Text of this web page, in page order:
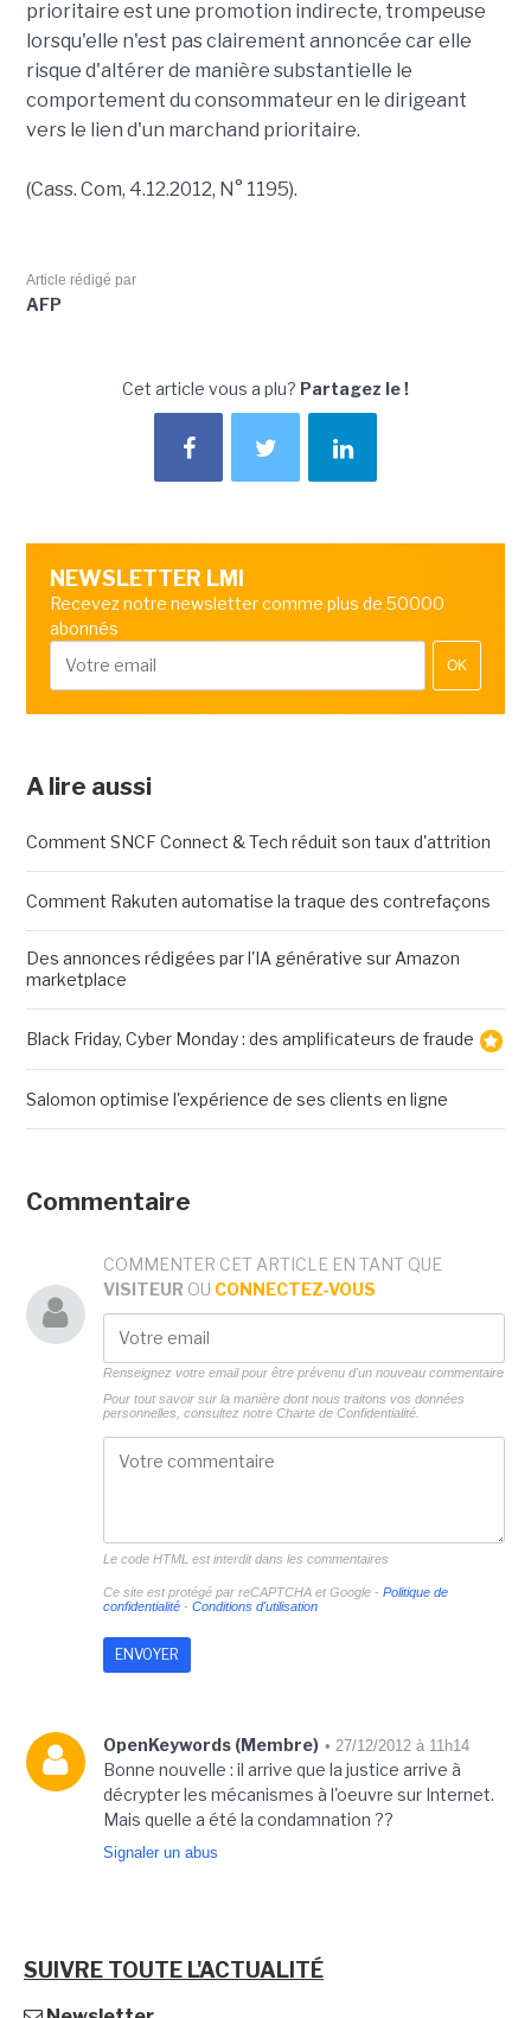
prioritaire est une promotion indirecte, trompeuse
lorsqu'elle n'est pas clairement annoncée car elle
risque d'altérer de manière substantielle le
comportement du consommateur en le dirigeant
vers le lien d'un marchand prioritaire.
(Cass. Com, 4.12.2012, N° 1195).
Article rédigé par
AFP
Cet article vous a plu? Partagez le !
NEWSLETTER LMI
Recevez notre newsletter comme plus de 50000
abonnés
OK
A lire aussi
Comment SNCF Connect & Tech réduit son taux d'attrition
Comment Rakuten automatise la traque des contrefaçons
Des annonces rédigées par l'IA générative sur Amazon
marketplace
Black Friday, Cyber Monday : des amplificateurs de fraude
Salomon optimise l'expérience de ses clients en ligne
Commentaire
COMMENTER CET ARTICLE EN TANT QUE
VISITEUR OU CONNECTEZ-VOUS
Renseignez votre email pour être prévenu d'un nouveau commentaire
Pour tout savoir sur la manière dont nous traitons vos données
personnelles, consultez notre Charte de Confidentialité.
Le code HTML est interdit dans les commentaires
Ce site est protégé par reCAPTCHA et Google - Politique de
confidentialité- Conditions d'utilisation
OpenKeywords (Membre) • 27/12/2012 à 11h14
Bonne nouvelle : il arrive que la justice arrive à
décrypter les mécanismes à l'oeuvre sur Internet.
Mais quelle a été la condamnation ??
Signaler un abus
SUIVRE TOUTE L'ACTUALITÉ